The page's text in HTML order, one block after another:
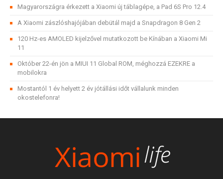
Magyarországra érkezett a Xiaomi új táblagépe, a Pad 6S Pro 12.4
A Xiaomi zászlóshajójában debütál majd a Snapdragon 8 Gen 2
120 Hz-es AMOLED kijelzővel mutatkozott be Kínában a Xiaomi Mi
11
Október 22-én jön a MIUI 11 Global ROM, méghozzá EZEKRE a
mobilokra
Mostantól 1 év helyett 2 év jótállási időt vállalunk minden
okostelefonra!